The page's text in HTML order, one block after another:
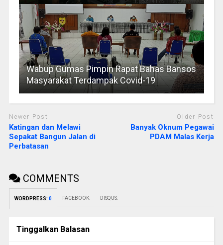
Wabup Gumas Pimpin Rapat Bahas Bansos
Masyarakat Terdampak Covid-19
Newer Post
Katingan dan Melawi
Sepakat Bangun Jalan di
Perbatasan
Older Post
Banyak Oknum Pegawai
PDAM Malas Kerja
COMMENTS
WORDPRESS: 0 FACEBOOK: DISQUS:
Tinggalkan Balasan